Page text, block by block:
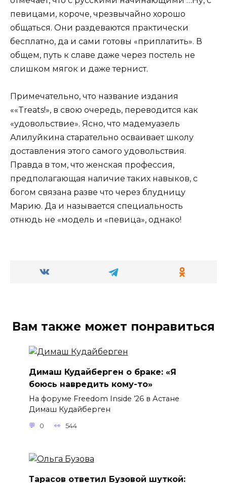
певицами, короче, чрезвычайно хорошо
общаться. Они раздеваются практически
бесплатно, да и сами готовы «приплатить». В
общем, путь к славе даже через постель не
слишком мягок и даже тернист.
Примечательно, что название издания
««Treats!», в свою очередь, переводится как
«удовольствие». Ясно, что мадемуазель
Алилуйкина старательно осваивает школу
доставления этого самого удовольствия.
Правда в том, что женская профессия,
предполагающая наличие таких навыков, с
богом связана разве что через блудницу
Марию. Да и называется специальность
отнюдь не «модель и «певица», однако!
Вам также может понравиться
Димаш Кудайберген о браке: «Я
боюсь навредить кому-то»
На форуме Freedom Inside ’26 в Астане
Димаш Кудайберген
0 544
Тарасов ответил Бузовой шуткой: